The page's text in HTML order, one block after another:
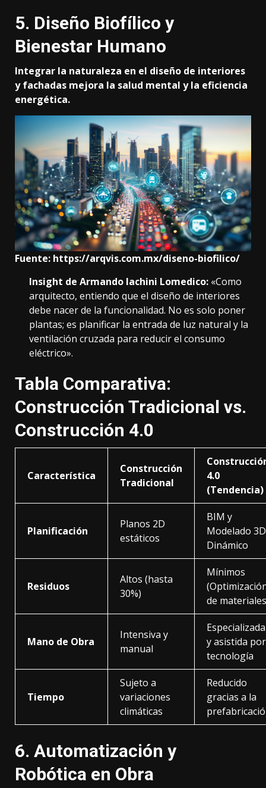
5. Diseño Biofílico y
Bienestar Humano
Integrar la naturaleza en el diseño de interiores
y fachadas mejora la salud mental y la eficiencia
energética.
Fuente: https://arqvis.com.mx/diseno-biofilico/
Insight de Armando Iachini Lomedico: «Como
arquitecto, entiendo que el diseño de interiores
debe nacer de la funcionalidad. No es solo poner
plantas; es planificar la entrada de luz natural y la
ventilación cruzada para reducir el consumo
eléctrico».
Tabla Comparativa:
Construcción Tradicional vs.
Construcción 4.0
Característica
Construcción
Tradicional
4.0
(Tendencia)
Planificación
Planos 2D
estáticos
BIM y
Modelado 3D
Dinámico
Residuos
Altos (hasta
30%)
Mínimos
de
Mano de Obra
Intensiva y
manual
Especializada
y asistida por
tecnología
Tiempo
Sujeto a
variaciones
climáticas
Reducido
gracias a la
6. Automatización y
Robótica en Obra